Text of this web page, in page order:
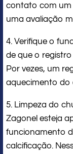
contato com um
uma avaliação
4. Verifique o
de que o
Por vezes, um
aquecimento do
5. Limpeza do
Zagonel esteja
funcionamento
calcificação.